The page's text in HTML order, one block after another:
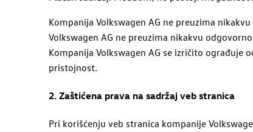
Kompanija Volkswagen AG ne preuzima
Volkswagen AG ne preuzima nikakvu
Kompanija Volkswagen AG se izričito ograđuje
pristojnost.
2. Zaštićena prava na sadržaj veb stranica
Pri korišćenju veb stranica kompanije